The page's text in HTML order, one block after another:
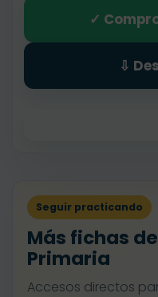
✓
⇩
Seguir practicando
Más fichas
Primaria
Accesos directos